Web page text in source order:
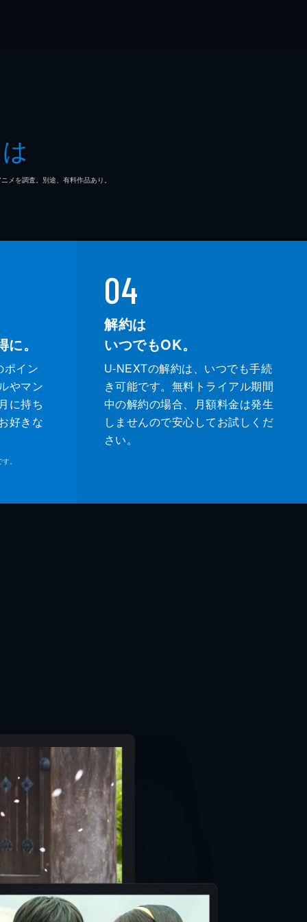
を調査。別途、有料作品あり。
。
ポイン
やマン
に持ち
好きな
。
04
解約は
いつでもOK。
U-NEXTの解約は、いつでも手続
き可能です。無料トライアル期間
中の解約の場合、月額料金は発生
しませんので安心してお試しくだ
さい。